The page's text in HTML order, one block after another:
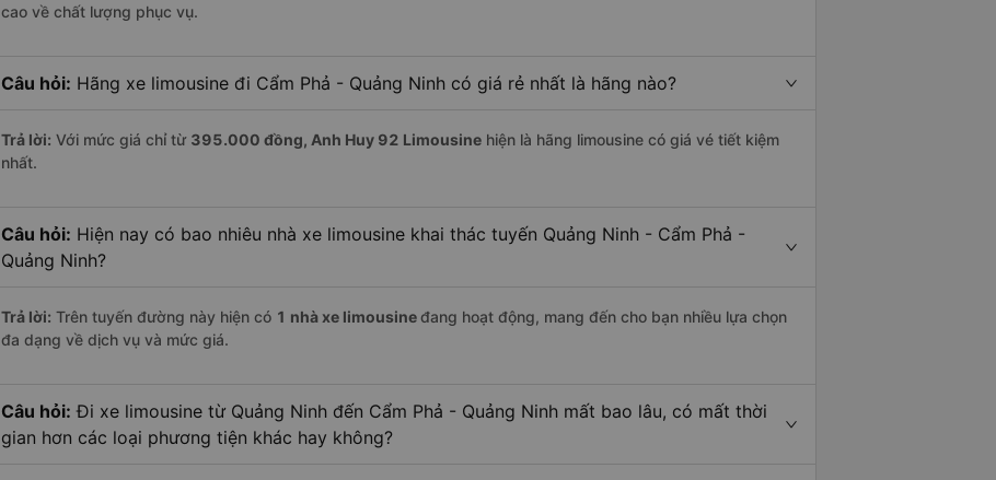
cao về chất lượng phục vụ.
Câu hỏi: Hãng xe limousine đi Cẩm Phả - Quảng Ninh có giá rẻ nhất là hãng nào?
Trả lời: Với mức giá chỉ từ 395.000 đồng, Anh Huy 92 Limousine hiện là hãng limousine có giá vé tiết kiệm
nhất.
Câu hỏi: Hiện nay có bao nhiêu nhà xe limousine khai thác tuyến Quảng Ninh - Cẩm Phả -
Quảng Ninh?
Trả lời: Trên tuyến đường này hiện có 1 nhà xe limousineđang hoạt động, mang đến cho bạn nhiều lựa chọn
đa dạng về dịch vụ và mức giá.
Câu hỏi: Đi xe limousine từ Quảng Ninh đến Cẩm Phả - Quảng Ninh mất bao lâu, có mất thời
gian hơn các loại phương tiện khác hay không?